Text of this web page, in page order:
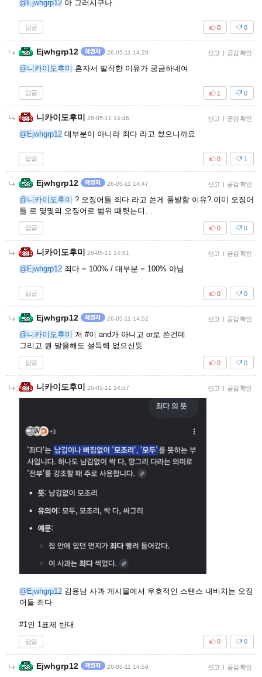
@Ejwhgrp12 아 그러시구나
답글 0
0
Ejwhgrp12 26-05-11 14:29 신고 | 공감 확인
@니카이도후미 혼자서 발작한 이유가 궁금하네여
답글 0
1
니카이도후미 26-05-11 14:46 신고 | 공감 확인
@Ejwhgrp12 대부분이 아니라 죄다 라고 썼으니까요
답글 1
0
Ejwhgrp12 26-05-11 14:47 신고 | 공감 확인
@니카이도후미 ? 오징어들 죄다 라고 쓴게 풀발할 이유? 이미 오징어
들 로 몇몇의 오징어로 범위 때렷는디…
답글 0
0
니카이도후미 26-05-11 14:51 신고 | 공감 확인
@Ejwhgrp12 죄다 = 100% / 대부분 = 100% 아님
답글 0
0
Ejwhgrp12 26-05-11 14:52 신고 | 공감 확인
@니카이도후미 저 #이 and가 아니고 or로 쓴건데
그리고 뭔 말을해도 설득력 없으신듯
답글 0
0
니카이도후미 26-05-11 14:57 신고 | 공감 확인
@Ejwhgrp12 김용남 사과 게시물에서 우호적인 스탠스 내비치는 오징
어들 죄다
#1인 1표제 반대
답글 0
0
Ejwhgrp12 26-05-11 14:59 신고 | 공감 확인